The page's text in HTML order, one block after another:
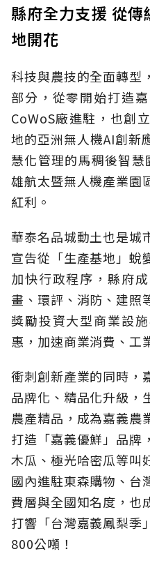
縣府全力支援 從
地開花
科技與農技的全面轉型
部分，從零開始打造
CoWoS廠進駐，也創
地的亞洲無人機AI創新
慧化管理的馬稠後智
雄航太暨無人機產業園
紅利。
華泰名品城動土也是城
宣告從「生產基地」蛻
加快行政程序，縣府
畫、環評、消防、建照
獎勵投資大型商業設
惠，加速商業消費、工
衝刺創新產業的同時，
品牌化、精品化升級，
農產精品，成為嘉義農
打造「嘉義優鮮」品牌
木瓜、極光哈密瓜等叫
國內進駐東森購物、台
費層與全國知名度，也
打響「台灣嘉義鳳梨季
800公噸！